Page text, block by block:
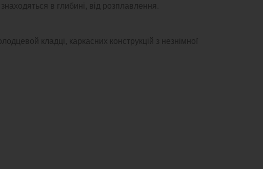
в глибині, від розплавлення.
кладці, каркасних конструкцій з незнімної